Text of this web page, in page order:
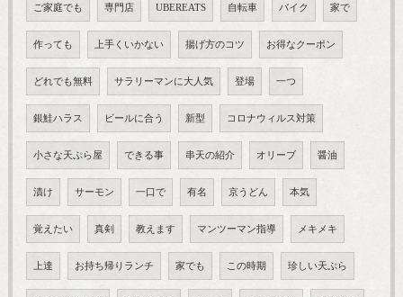
ご家庭でも 専門店 UBEREATS 自転車 バイク 家で
作っても 上手くいかない 揚げ方のコツ お得なクーポン
どれでも無料 サラリーマンに大人気 登場 一つ
銀鮭ハラス ビールに合う 新型 コロナウィルス対策
小さな天ぷら屋 できる事 串天の紹介 オリーブ 醤油
漬け サーモン 一口で 有名 京うどん 本気
覚えたい 真剣 教えます マンツーマン指導 メキメキ
上達 お持ち帰りランチ 家でも この時期 珍しい天ぷら